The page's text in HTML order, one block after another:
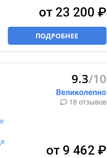
от 23 200 ₽
ПОДРОБНЕЕ
9.3/10
18 отзывов
от 9 462 ₽